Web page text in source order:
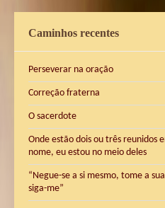
Caminhos recentes
Perseverar na oração
Correção fraterna
O sacerdote
Onde estão dois ou três reunidos
nome, eu estou no meio deles
“Negue-se a si mesmo, tome a
siga-me”